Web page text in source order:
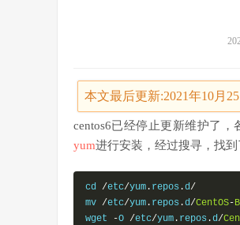
本文最后更新:2021年10月
centos6已经停止更新维护了
yum进行安装，经过搜寻，找
cd /etc/yum . repos .d/
mv /etc/yum . repos .d/CentOS-
wget
-O /etc/yum . repos .d/